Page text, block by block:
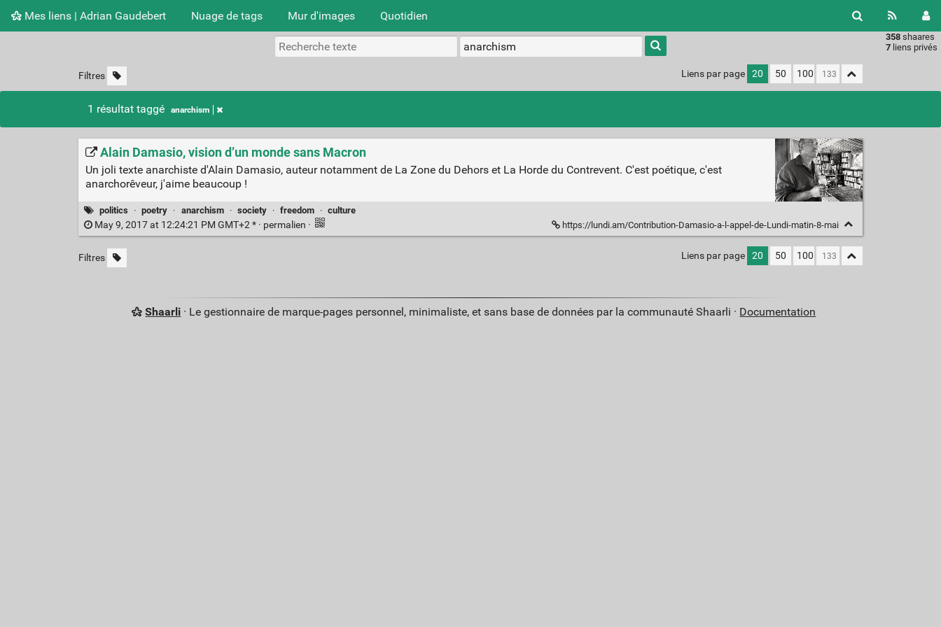
Mes liens | Adrian Gaudebert Nuage de tags Mur d'images Quotidien
358 shaares
7 liens privés
Type 1 or
more
characters
results.
Filtres Liens par page 20 50 100
1 résultat taggé anarchism
Alain Damasio, vision d’un monde sans Macron
Un joli texte anarchiste d'Alain Damasio, auteur notamment de La Zone du Dehors et La Horde du Contrevent. C'est poétique, c'est
anarchorêveur, j'aime beaucoup !
politics · poetry · anarchism · society · freedom · culture
May 9, 2017 at 12:24:21 PM GMT+2 * · permalien · https://lundi.am/Contribution-Damasio-a-l-appel-de-Lundi-matin-8-mai
Filtres Liens par page 20 50 100
Shaarli · Le gestionnaire de marque-pages personnel, minimaliste, et sans base de données par la communauté Shaarli · Documentation